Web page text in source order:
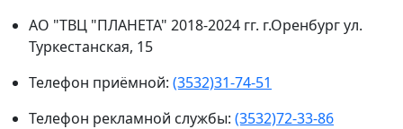
АО "ТВЦ "ПЛАНЕТА" 2018-2024 гг. г.Оренбург ул.
Туркестанская, 15
Телефон приёмной: (3532)31-74-51
Телефон рекламной службы: (3532)72-33-86